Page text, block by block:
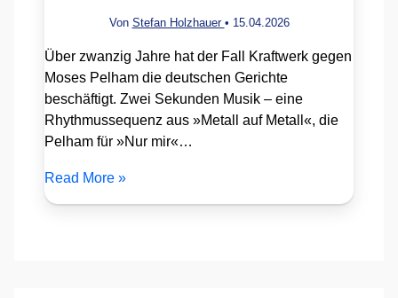
Von Stefan Holzhauer • 15.04.2026
Über zwanzig Jahre hat der Fall Kraftwerk gegen
Moses Pelham die deutschen Gerichte
beschäftigt. Zwei Sekunden Musik – eine
Rhythmussequenz aus »Metall auf Metall«, die
Pelham für »Nur mir«…
Read More »